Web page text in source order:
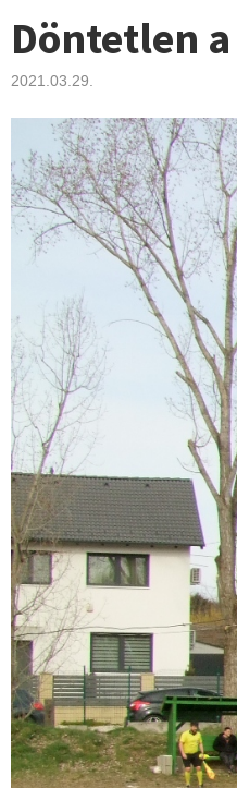
Döntetlen
2021.03.29.